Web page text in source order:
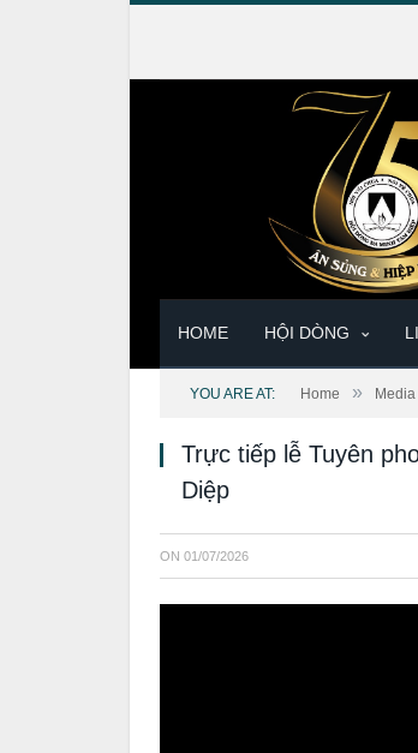
HOME HỘI DÒNG
YOU ARE AT: Home » Media
Trực tiếp lễ Tuyên
Diệp
ON 01/07/2026